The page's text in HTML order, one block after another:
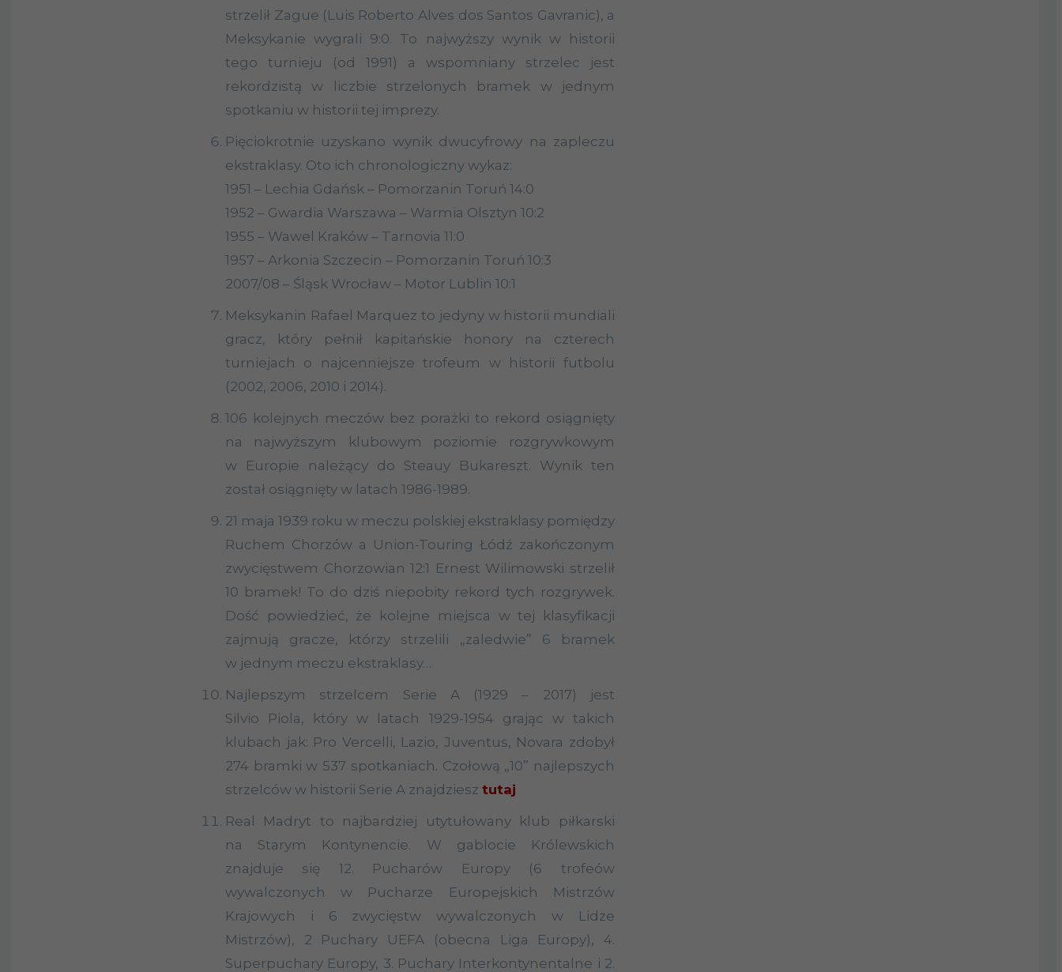
strzelił Zague (Luis Roberto Alves dos Santos Gavranic), a
Meksykanie wygrali 9:0. To najwyższy wynik w historii
tego turnieju (od 1991) a wspomniany strzelec jest
rekordzistą w liczbie strzelonych bramek w jednym
spotkaniu w historii tej imprezy.
Pięciokrotnie uzyskano wynik dwucyfrowy na zapleczu
ekstraklasy. Oto ich chronologiczny wykaz:
1951 – Lechia Gdańsk – Pomorzanin Toruń 14:0
1952 – Gwardia Warszawa – Warmia Olsztyn 10:2
1955 – Wawel Kraków – Tarnovia 11:0
1957 – Arkonia Szczecin – Pomorzanin Toruń 10:3
2007/08 – Śląsk Wrocław – Motor Lublin 10:1
Meksykanin Rafael Marquez to jedyny w historii mundiali
gracz, który pełnił kapitańskie honory na czterech
turniejach o najcenniejsze trofeum w historii futbolu
(2002, 2006, 2010 i 2014).
106 kolejnych meczów bez porażki to rekord osiągnięty
na najwyższym klubowym poziomie rozgrywkowym
w Europie należący do Steauy Bukareszt. Wynik ten
został osiągnięty w latach 1986-1989.
21 maja 1939 roku w meczu polskiej ekstraklasy pomiędzy
Ruchem Chorzów a Union-Touring Łódź zakończonym
zwycięstwem Chorzowian 12:1 Ernest Wilimowski strzelił
10 bramek! To do dziś niepobity rekord tych rozgrywek.
Dość powiedzieć, że kolejne miejsca w tej klasyfikacji
zajmują gracze, którzy strzelili „zaledwie” 6 bramek
w jednym meczu ekstraklasy…
Najlepszym strzelcem Serie A (1929 – 2017) jest
Silvio Piola, który w latach 1929-1954 grając w takich
klubach jak: Pro Vercelli, Lazio, Juventus, Novara zdobył
274 bramki w 537 spotkaniach. Czołową „10” najlepszych
strzelców w historii Serie A znajdziesz tutaj
Real Madryt to najbardziej utytułowany klub piłkarski
na Starym Kontynencie. W gablocie Królewskich
znajduje się 12. Pucharów Europy (6 trofeów
wywalczonych w Pucharze Europejskich Mistrzów
Krajowych i 6 zwycięstw wywalczonych w Lidze
Mistrzów), 2 Puchary UEFA (obecna Liga Europy), 4.
Superpuchary Europy, 3. Puchary Interkontynentalne i 2.